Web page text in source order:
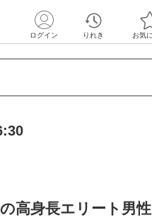
ログイン りれき お気
高身長エリート男性